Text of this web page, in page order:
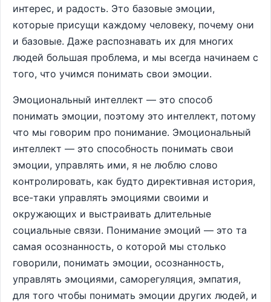
интерес, и радость. Это базовые эмоции,
которые присущи каждому человеку, почему они
и базовые. Даже распознавать их для многих
людей большая проблема, и мы всегда начинаем с
того, что учимся понимать свои эмоции.
Эмоциональный интеллект — это способ
понимать эмоции, поэтому это интеллект, потому
что мы говорим про понимание. Эмоциональный
интеллект — это способность понимать свои
эмоции, управлять ими, я не люблю слово
контролировать, как будто директивная история,
все-таки управлять эмоциями своими и
окружающих и выстраивать длительные
социальные связи. Понимание эмоций — это та
самая осознанность, о которой мы столько
говорили, понимать эмоции, осознанность,
управлять эмоциями, саморегуляция, эмпатия,
для того чтобы понимать эмоции других людей, и